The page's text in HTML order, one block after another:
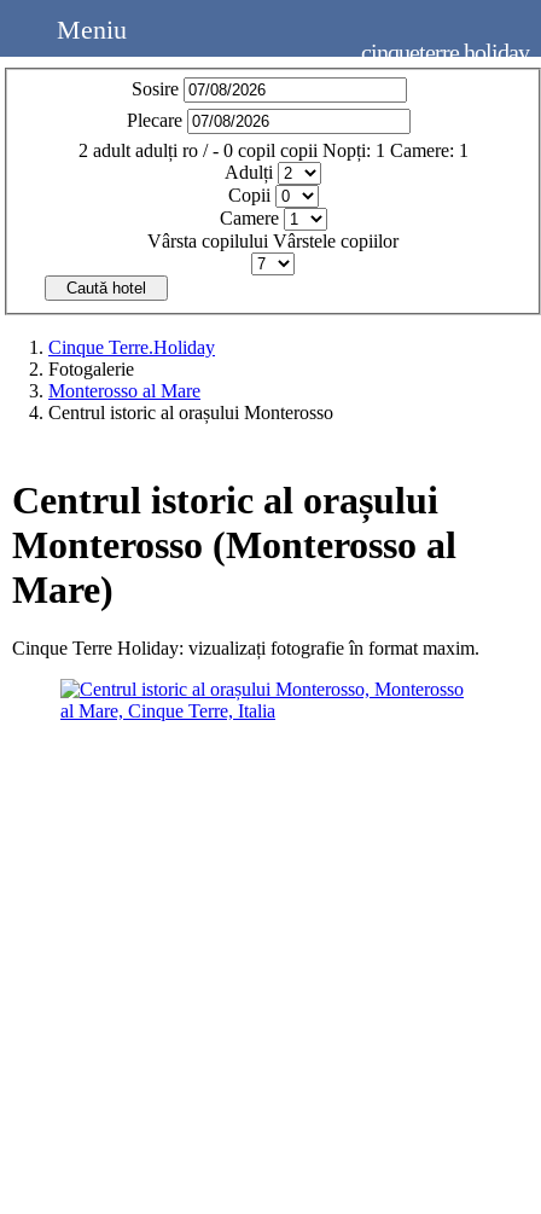
Meniu
cinqueterre.holiday
Sosire
Plecare
2 adult adulți ro / - 0 copil copii Nopți: 1 Camere: 1
Adulți
Copii
Camere
Vârsta copilului Vârstele copiilor
Caută hotel
Cinque Terre.Holiday
Fotogalerie
Monterosso al Mare
Centrul istoric al orașului Monterosso
Centrul istoric al orașului
Monterosso (Monterosso al
Mare)
Cinque Terre Holiday: vizualizați fotografie în format maxim.